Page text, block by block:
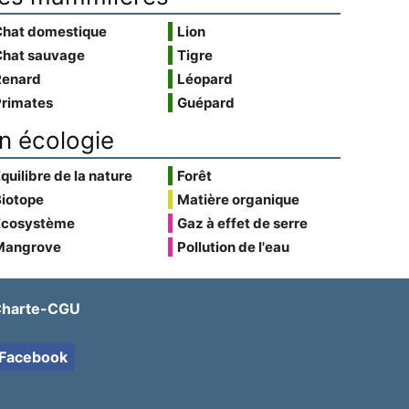
domestique
sauvage
Lion
Tigre
Léopard
Guépard
écologie
de la nature
Forêt
Matière organique
Gaz à effet de serre
Pollution de l'eau
CGU
Facebook